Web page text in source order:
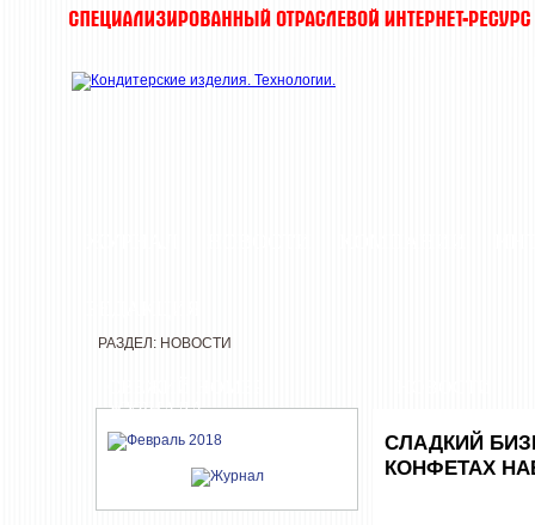
ЖУРНАЛА
РАЗДЕЛ: НОВОСТИ
СЛАДКИЙ
КОНФЕТАХ